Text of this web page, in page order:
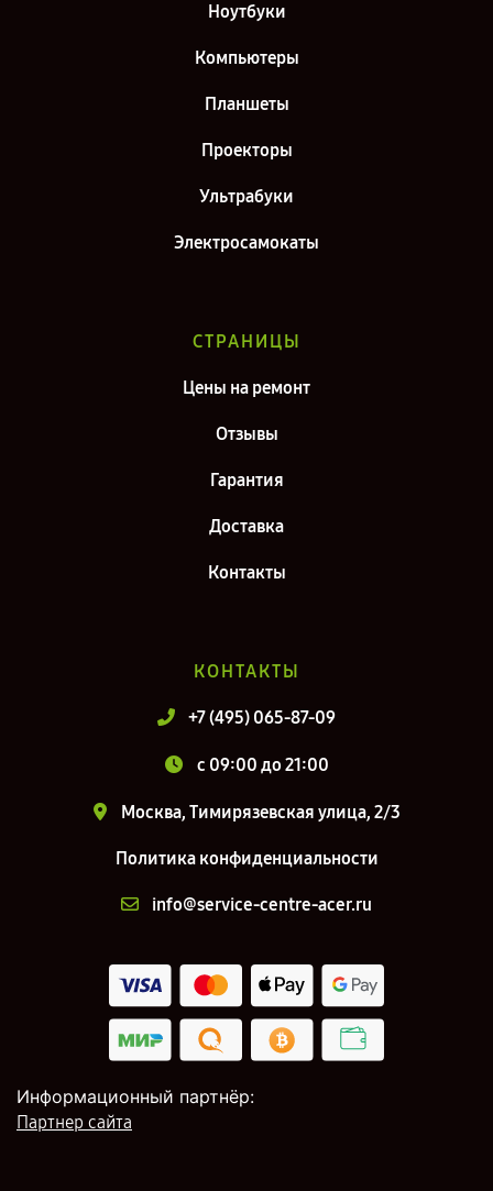
Ноутбуки
Компьютеры
Планшеты
Проекторы
Ультрабуки
Электросамокаты
СТРАНИЦЫ
Цены на ремонт
Отзывы
Гарантия
Доставка
Контакты
КОНТАКТЫ
+7 (495) 065-87-09
c 09:00 до 21:00
Москва, Тимирязевская улица, 2/3
Политика конфиденциальности
info@service-centre-acer.ru
Информационный партнёр:
Партнер сайта